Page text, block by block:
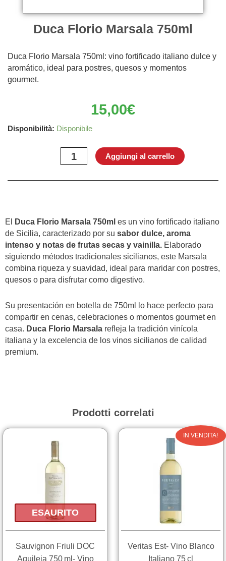
Duca Florio Marsala 750ml
Duca Florio Marsala 750ml: vino fortificado italiano dulce y
aromático, ideal para postres, quesos y momentos
gourmet.
15,00€
Disponibilità: Disponibile
Duca
750ml
Aggiungi al carrello
El Duca Florio Marsala 750ml es un vino fortificado italiano
de Sicilia, caracterizado por su sabor dulce, aroma
intenso y notas de frutas secas y vainilla. Elaborado
siguiendo métodos tradicionales sicilianos, este Marsala
combina riqueza y suavidad, ideal para maridar con postres,
quesos o para disfrutar como digestivo.
Su presentación en botella de 750ml lo hace perfecto para
compartir en cenas, celebraciones o momentos gourmet en
casa. Duca Florio Marsala refleja la tradición vinícola
italiana y la excelencia de los vinos sicilianos de calidad
premium.
Prodotti correlati
ESAURITO
Sauvignon Friuli DOC
Aquileia 750 ml- Vino
IN VENDITA!
Veritas Est- Vino Blanco
Italiano 75 cl
Il
prezzo
era:
Il